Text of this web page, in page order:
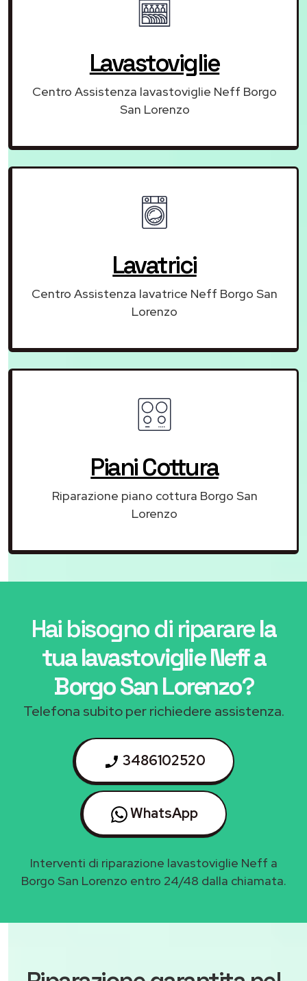
Lavastoviglie
Centro Assistenza lavastoviglie Neff Borgo
San Lorenzo
Lavatrici
Centro Assistenza lavatrice Neff Borgo San
Lorenzo
Piani Cottura
Riparazione piano cottura Borgo San
Lorenzo
Hai bisogno di ripararela
tua lavastoviglie Neff a
Borgo San Lorenzo?
Telefona subito per richiedere assistenza.
3486102520
WhatsApp
Interventi di riparazione lavastoviglie Neff a
Borgo San Lorenzo entro 24/48 dalla chiamata.